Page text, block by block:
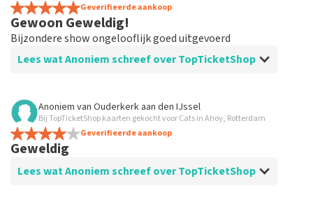
Geverifieerde aankoop
Gewoon Geweldig!
Bijzondere show ongelooflijk goed uitgevoerd
Lees wat Anoniem schreef over TopTicketShop
Beoordeling van Anoniem over
Prima
Anoniem van Ouderkerk aan den IJssel
Bij TopTicketShop kaarten gekocht voor Cats in Ahoy, Rotterdam
Geverifieerde aankoop
Geweldig
Lees wat Anoniem schreef over TopTicketShop